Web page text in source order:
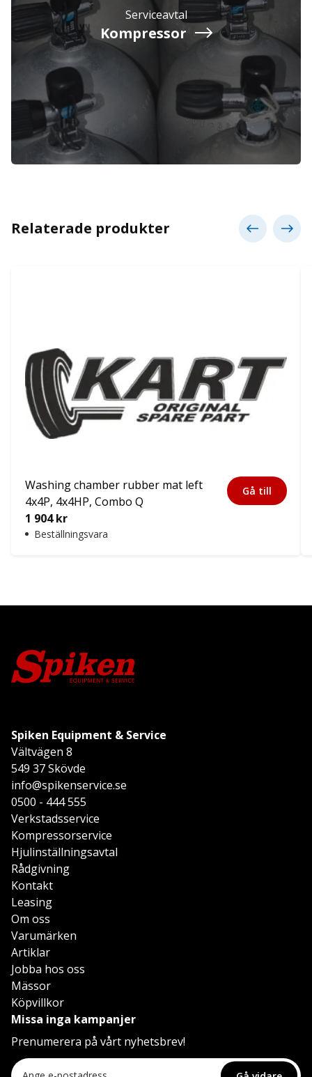
Privatperson Inkl. moms
Serviceavtal
Kompressor
Relaterade produkter
Washing chamber rubber mat left
4x4P, 4x4HP, Combo Q
1 904kr
Beställningsvara
Gå till
Spiken Equipment & Service
Vältvägen 8
549 37 Skövde
info@spikenservice.se
0500 - 444 555
Verkstadsservice
Kompressorservice
Hjulinställningsavtal
Rådgivning
Kontakt
Leasing
Om oss
Varumärken
Artiklar
Jobba hos oss
Mässor
Köpvillkor
Missa inga kampanjer
Prenumerera på vårt nyhetsbrev!